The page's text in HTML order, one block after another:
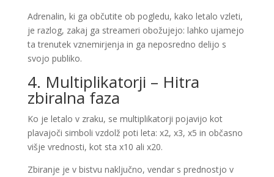
Adrenalin, ki ga občutite ob pogledu, kako letalo vzleti,
je razlog, zakaj ga streameri obožujejo: lahko ujamejo
ta trenutek vznemirjenja in ga neposredno delijo s
svojo publiko.
4. Multiplikatorji – Hitra
zbiralna faza
Ko je letalo v zraku, se multiplikatorji pojavijo kot
plavajoči simboli vzdolž poti leta: x2, x3, x5 in občasno
višje vrednosti, kot sta x10 ali x20.
Zbiranje je v bistvu naključno, vendar s prednostjo v